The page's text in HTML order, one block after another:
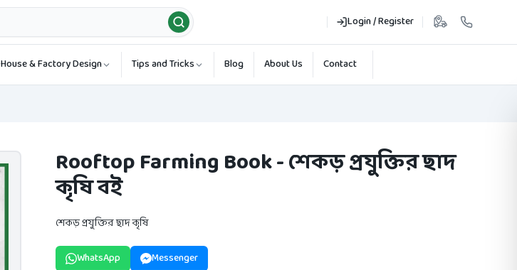
Login / Register
House & Factory Design Tips and Tricks Blog About Us Contact
Rooftop Farming Book - শেকড় প্রযুক্তির ছাদ
কৃষি বই
শেকড় প্রযুক্তির ছাদ কৃষি
WhatsApp Messenger